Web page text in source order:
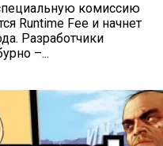
комиссию
Runtime Fee и начнет
Разработчики
–...